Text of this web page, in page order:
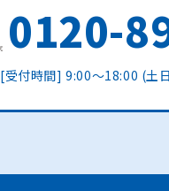
0120-
[受付時間] 9:00〜18:00 (土日